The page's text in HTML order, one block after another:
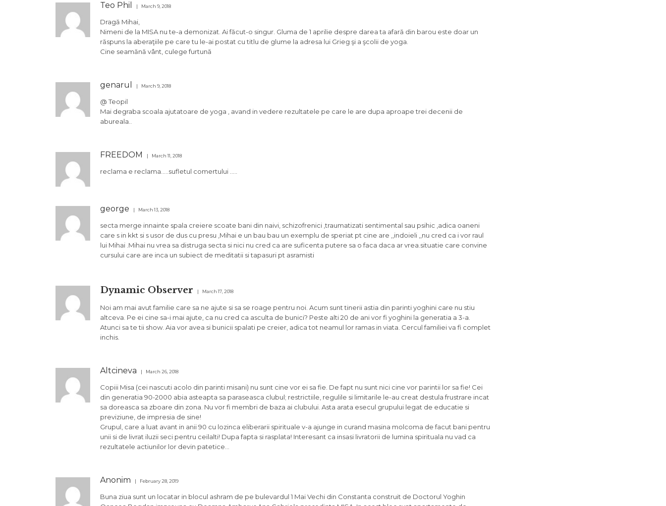
Teo Phil March 9, 2018
Dragă Mihai,
Nimeni de la MISA nu te-a demonizat. Ai făcut-o singur. Gluma de 1 aprilie despre darea ta afară din barou este doar un
răspuns la aberaţiile pe care tu le-ai postat cu titlu de glume la adresa lui Grieg şi a şcolii de yoga.
Cine seamănă vânt, culege furtună
genarul March 9, 2018
@ Teopil
Mai degraba scoala ajutatoare de yoga , avand in vedere rezultatele pe care le are dupa aproape trei decenii de
abureala..
FREEDOM March 11, 2018
reclama e reclama…..sufletul comertului …..
george March 13, 2018
secta merge innainte spala creiere scoate bani din naivi, schizofrenici ,traumatizati sentimental sau psihic ,adica oaneni
care s in kkt si s usor de dus cu presu ,Mihai e un bau bau un exemplu de speriat pt cine are ,,indoieli ,,nu cred ca i vor raul
lui Mihai .Mihai nu vrea sa distruga secta si nici nu cred ca are suficenta putere sa o faca daca ar vrea.situatie care convine
cursului care are inca un subiect de meditatii si tapasuri pt asramisti
Dynamic Observer March 17, 2018
Noi am mai avut familie care sa ne ajute si sa se roage pentru noi. Acum sunt tinerii astia din parinti yoghini care nu stiu
altceva. Pe ei cine sa-i mai ajute, ca nu cred ca asculta de bunici? Peste alti 20 de ani vor fi yoghini la generatia a 3-a.
Atunci sa te tii show. Aia vor avea si bunicii spalati pe creier, adica tot neamul lor ramas in viata. Cercul familiei va fi complet
inchis.
Altcineva March 26, 2018
Copiii Misa (cei nascuti acolo din parinti misani) nu sunt cine vor ei sa fie. De fapt nu sunt nici cine vor parintii lor sa fie! Cei
din generatia 90-2000 abia asteapta sa paraseasca clubul; restrictiile, regulile si limitarile le-au creat destula frustrare incat
sa doreasca sa zboare din zona. Nu vor fi membri de baza ai clubului. Asta arata esecul grupului legat de educatie si
previziune, de impresia de sine!
Grupul, care a luat avant in anii 90 cu lozinca eliberarii spirituale v-a ajunge in curand masina molcoma de facut bani pentru
unii si de livrat iluzii seci pentru ceilalti! Dupa fapta si rasplata! Interesant ca insasi livratorii de lumina spirituala nu vad ca
rezultatele actiunilor lor devin patetice…
Anonim February 28, 2019
Buna ziua sunt un locatar in blocul ashram de pe bulevardul 1 Mai Vechi din Constanta construit de Doctorul Yoghin